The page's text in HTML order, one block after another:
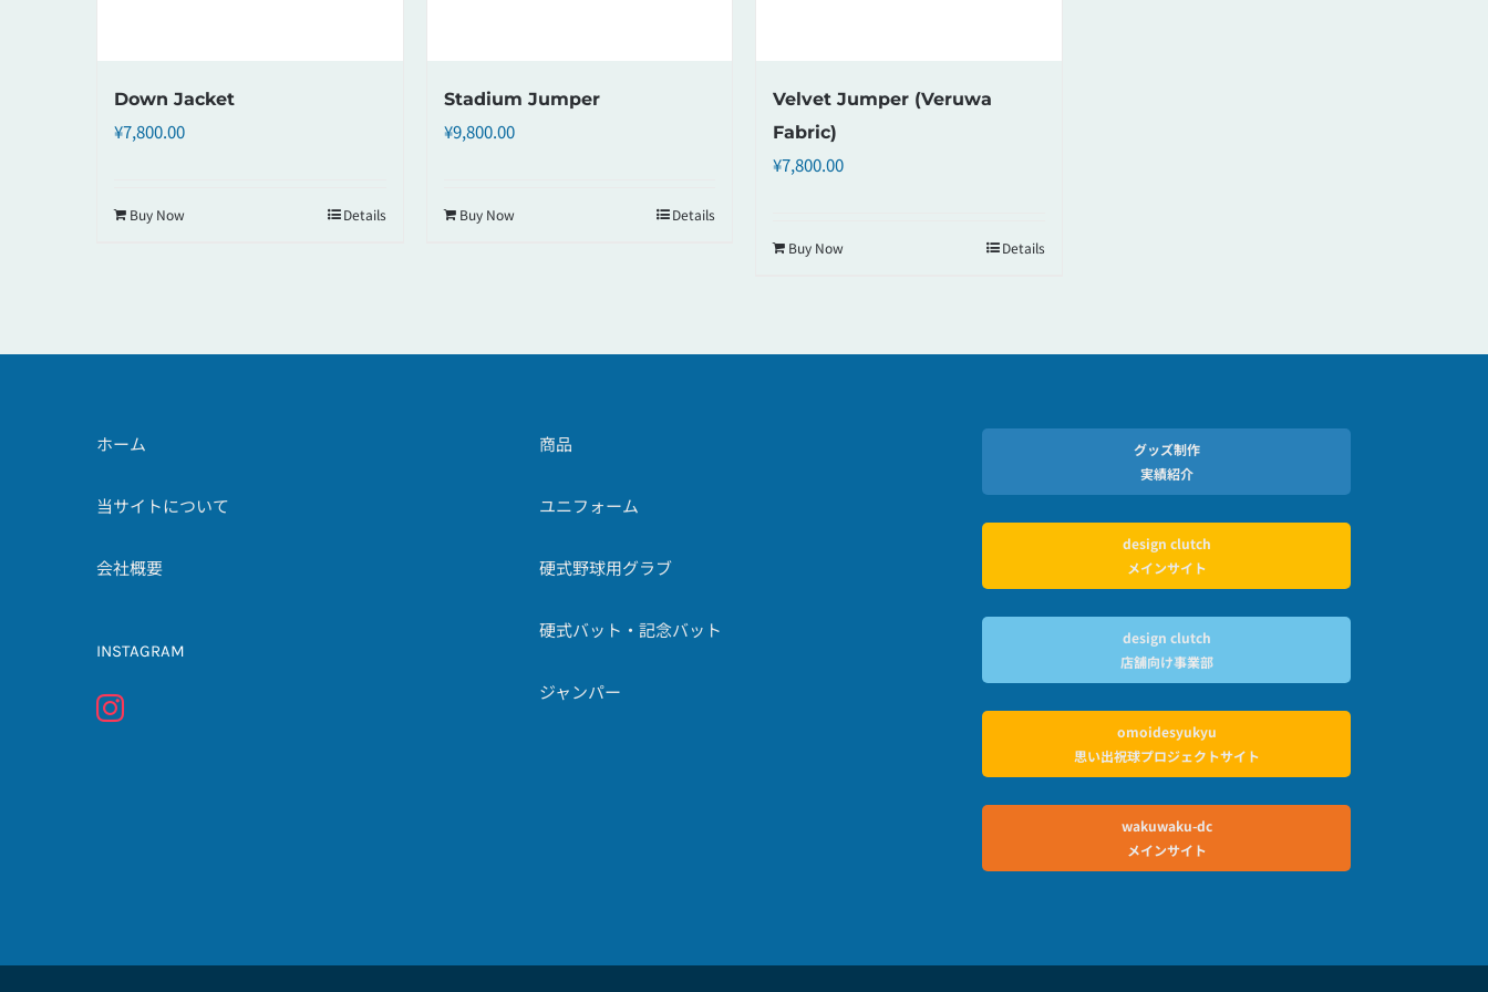
Down Jacket
¥7,800.00
Buy Now Details
Stadium Jumper
¥9,800.00
Buy Now Details
Velvet Jumper (Veruwa
Fabric)
¥7,800.00
Buy Now Details
ホーム
当サイトについて
会社概要
INSTAGRAM
商品
ユニフォーム
硬式野球用グラブ
硬式バット・記念バット
ジャンパー
グッズ制作
実績紹介
design clutch
メインサイト
design clutch
店舗向け事業部
omoidesyukyu
思い出祝球プロジェクトサイト
wakuwaku-dc
メインサイト